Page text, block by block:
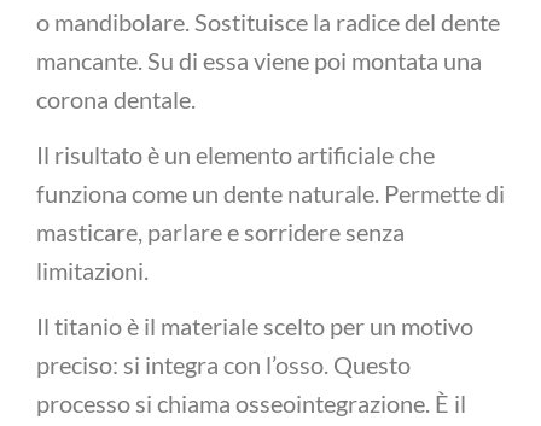
o mandibolare. Sostituisce la radice del dente
mancante. Su di essa viene poi montata una
corona dentale.
Il risultato è un elemento artificiale che
funziona come un dente naturale. Permette di
masticare, parlare e sorridere senza
limitazioni.
Il titanio è il materiale scelto per un motivo
preciso: si integra con l’osso. Questo
processo si chiama osseointegrazione. È il